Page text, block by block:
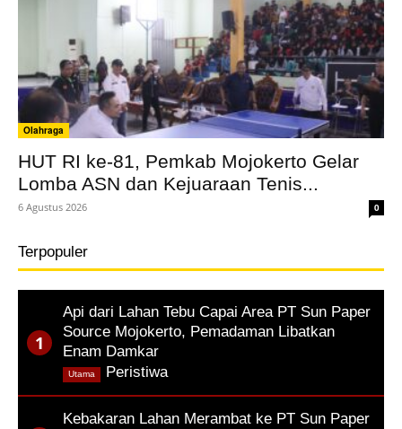
Olahraga
HUT RI ke-81, Pemkab Mojokerto Gelar
Lomba ASN dan Kejuaraan Tenis...
6 Agustus 2026 0
Terpopuler
Api dari Lahan Tebu Capai Area PT Sun Paper
Source Mojokerto, Pemadaman Libatkan
Enam Damkar
Peristiwa,
Utama
Kebakaran Lahan Merambat ke PT Sun Paper